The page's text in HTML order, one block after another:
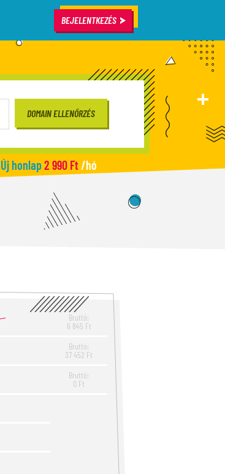
BEJELENTKEZÉS
Új honlap 2 990 Ft/hó
Bruttó:
6 845 Ft
Bruttó:
37 452 Ft
Bruttó:
0 Ft